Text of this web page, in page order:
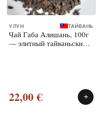
УЛУН ТАЙВАНЬ
Чай Габа Алишань, 100г
— элитный тайваньский
22,00€ +